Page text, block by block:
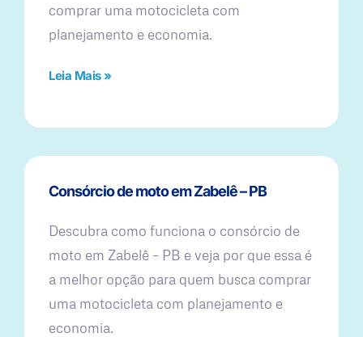
comprar uma motocicleta com
planejamento e economia.
Leia Mais »
Consórcio de moto em Zabelê – PB
Descubra como funciona o consórcio de
moto em Zabelê – PB e veja por que essa é
a melhor opção para quem busca comprar
uma motocicleta com planejamento e
economia.